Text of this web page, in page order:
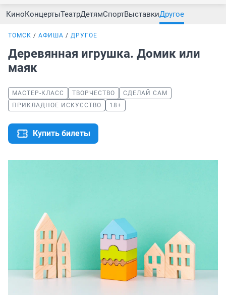
КиноКонцертыТеатрДетямСпортВыставкиДругое
ТОМСК АФИША ДРУГОЕ
Деревянная игрушка. Домик или
маяк
МАСТЕР-КЛАСС ТВОРЧЕСТВО
СДЕЛАЙ САМ
ПРИКЛАДНОЕ ИСКУССТВО
18+
Купить билеты